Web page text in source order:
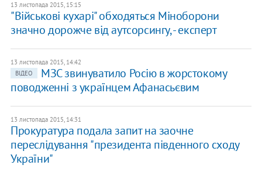
13 листопада 2015, 15:15
"Військові кухарі" обходяться Міноборони
значно дорожче від аутсорсингу, - експерт
13 листопада 2015, 14:42
ВІДЕО
МЗС звинуватило Росію в жорстокому
поводженні з українцем Афанасьєвим
13 листопада 2015, 14:31
Прокуратура подала запит на заочне
переслідування "президента південного сходу
України"